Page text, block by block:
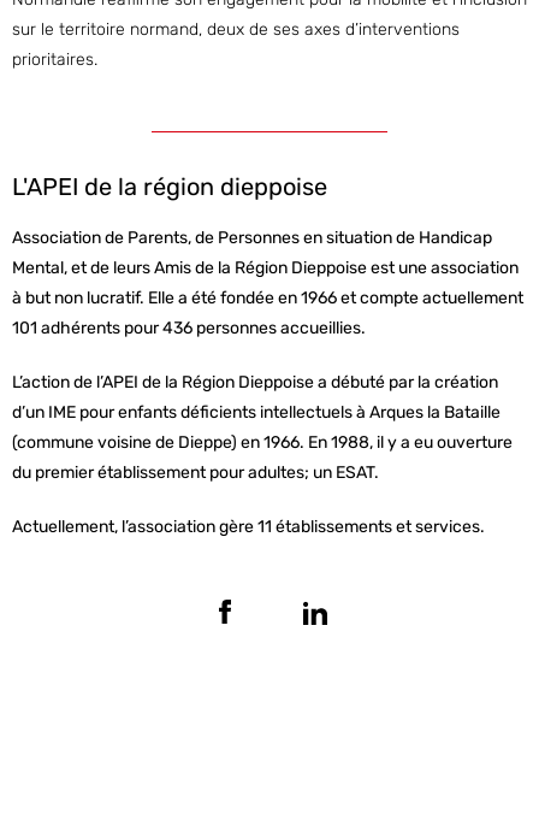
sur le territoire normand, deux de ses axes d’interventions
prioritaires.
L'APEI de la région dieppoise
Association de Parents, de Personnes en situation de Handicap
Mental, et de leurs Amis de la Région Dieppoise est une association
à but non lucratif. Elle a été fondée en 1966 et compte actuellement
101 adhérents pour 436 personnes accueillies.
L’action de l’APEI de la Région Dieppoise a débuté par la création
d’un IME pour enfants déficients intellectuels à Arques la Bataille
(commune voisine de Dieppe) en 1966. En 1988, il y a eu ouverture
du premier établissement pour adultes; un ESAT.
Actuellement, l’association gère 11 établissements et services.